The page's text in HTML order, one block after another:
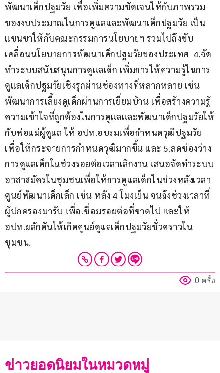
พัฒนาเด็กปฐมวัย เพื่อเพิ่มความชัดเจนให้กับภาพรวม
ของงบประมาณในการดูแลและพัฒนาเด็กปฐมวัย เป็น
แขนขาให้กับคณะกรรมการนโยบายฯ รวมไปถึงขับ
เคลื่อนนโยบายการพัฒนาเด็กปฐมวัยของประเทศ  4.จัด
ทำระบบสนับสนุนการดูแลเด็ก เพิ่มการให้ความรู้ในการ
ดูแลเด็กปฐมวัยเชิงรุกผ่านช่องทางที่หลากหลาย เช่น
พัฒนาการเลี้ยงดูเด็กผ่านการเยี่ยมบ้าน เพื่อสร้างความรู้
ความเข้าใจที่ถูกต้องในการดูแลและพัฒนาเด็กปฐมวัยให้
กับพ่อแม่ผู้ดูแล ให้ อปท.อบรมเพื่อกำหนดวุฒิปฐมวัย
เพื่อให้กระจายการกำหนดวุฒิมากขึ้น และ 5.ลดช่องว่าง
การดูแลเด็กในช่วงรอยต่อเวลาเลิกงาน เสนอจัดทำระบบ
อาสาสมัครในชุมชนเพื่อให้การดูแลเด็กในช่วงหลังเวลา
ศูนย์พัฒนาเด็กเล็ก เช่น หลัง 4 โมงเย็น จนถึงช่วงเวลาที่
ผู้ปกครองมารับ เพื่อเชื่อมรอยต่อที่ขาดไป และให้
อปท.ผลักดันให้เกิดศูนย์ดูแลเด็กปฐมวัยชั่วคราวใน
ชุมชน.
0 ครั้ง
ข่าวยอดนิยมในหมวดหมู่